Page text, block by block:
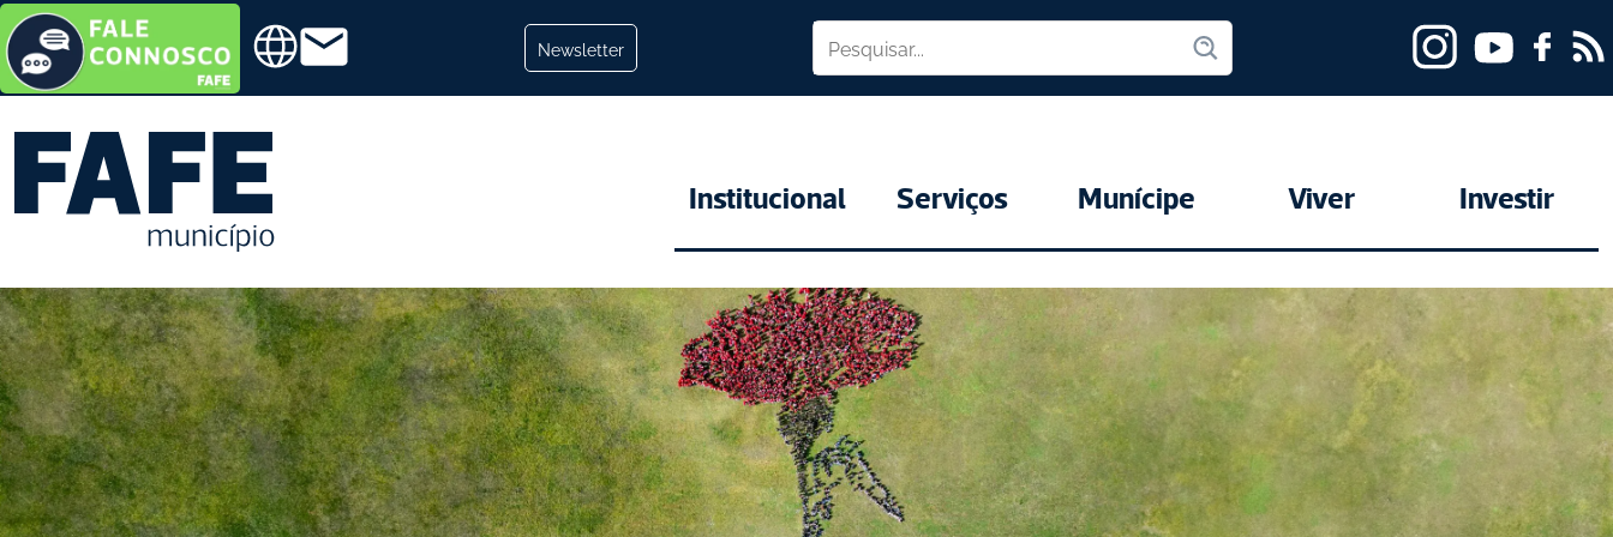
Newsletter
Institucional Serviços Munícipe Viver Investir